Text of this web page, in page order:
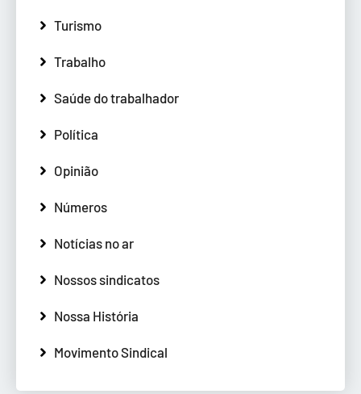
Turismo
Trabalho
Saúde do trabalhador
Política
Opinião
Números
Notícias no ar
Nossos sindicatos
Nossa História
Movimento Sindical